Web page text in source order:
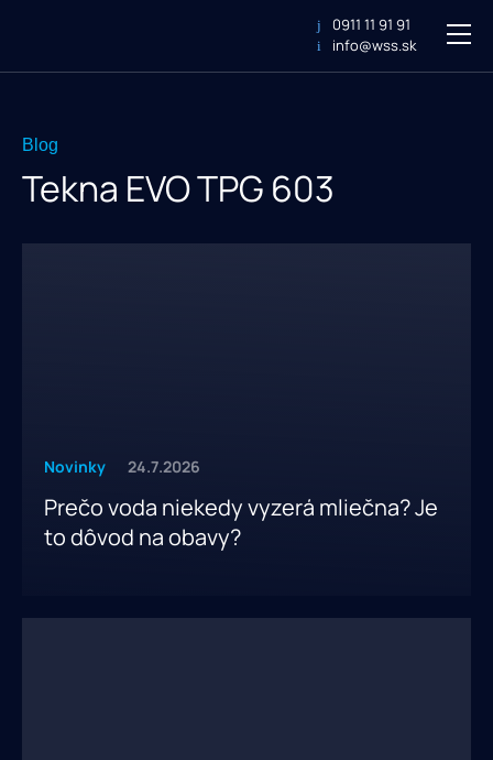
0911 11 91 91
info@wss.sk
Blog
Tekna EVO TPG 603
Novinky 24.7.2026
Prečo voda niekedy vyzerá mliečna? Je
to dôvod na obavy?